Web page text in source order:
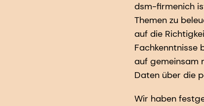
dsm-firmenich
Themen zu
auf die
Fachkenntnisse
auf gemeinsam
Daten über die
Wir haben